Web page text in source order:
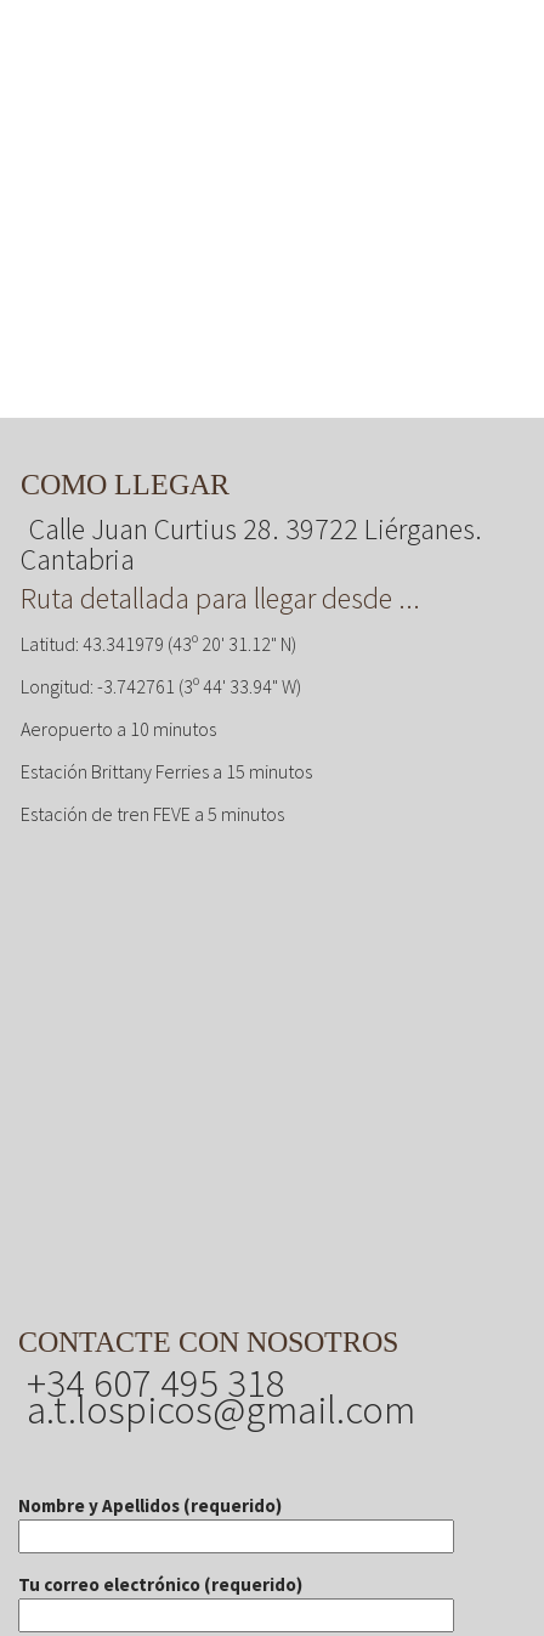
COMO LLEGAR
Calle Juan Curtius 28. 39722 Liérganes.
Cantabria
Ruta detallada para llegar desde ...
Latitud: 43.341979 (43º 20' 31.12" N)
Longitud: -3.742761 (3º 44' 33.94" W)
Aeropuerto a 10 minutos
Estación Brittany Ferries a 15 minutos
Estación de tren FEVE a 5 minutos
CONTACTE CON NOSOTROS
+34 607 495 318
a.t.lospicos@gmail.com
Nombre y Apellidos (requerido)
Tu correo electrónico (requerido)